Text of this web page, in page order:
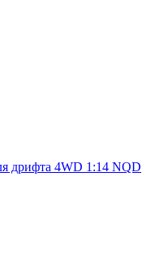
дрифта 4WD 1:14 NQD